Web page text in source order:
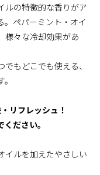
ルの特徴的な香りがア
。ペパーミント・オイ
様々な冷却効果があ
もどこでも使える、
リフレッシュ！
ださい。
イルを加えたやさしい